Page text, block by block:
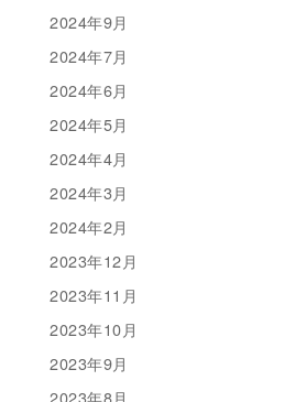
2024年9月
2024年7月
2024年6月
2024年5月
2024年4月
2024年3月
2024年2月
2023年12月
2023年11月
2023年10月
2023年9月
2023年8月